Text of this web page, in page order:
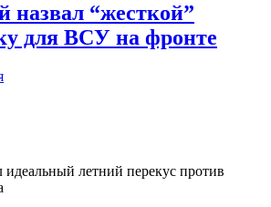
назвал “жесткой”
для ВСУ на фронте
идеальный летний перекус против